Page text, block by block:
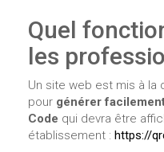
Quel
les
Un site web est mis à
pour générer
Code qui devra être
établissement : https://